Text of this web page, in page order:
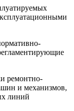
ремонтно-
и механизмов,
линий